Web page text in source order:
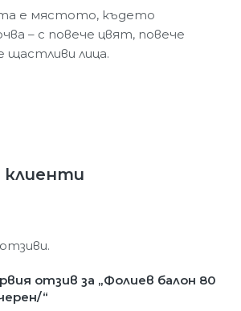
е мястото, където
– с повече цвят, повече
щастливи лица.
клиенти
отзив за „Фолиев балон 80
“